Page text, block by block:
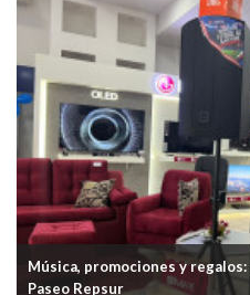
Música, promociones y regalos:
Paseo Repsur